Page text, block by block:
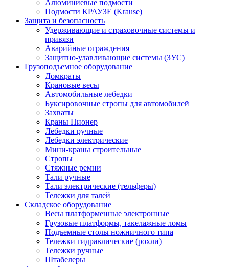
Алюминиевые подмости
Подмости КРАУЗЕ (Krause)
Защита и безопасность
Удерживающие и страховочные системы и
привязи
Аварийные ограждения
Защитно-улавливающие системы (ЗУС)
Грузоподъемное оборудование
Домкраты
Крановые весы
Автомобильные лебедки
Буксировочные стропы для автомобилей
Захваты
Краны Пионер
Лебедки ручные
Лебедки электрические
Мини-краны строительные
Стропы
Стяжные ремни
Тали ручные
Тали электрические (тельферы)
Тележки для талей
Складское оборудование
Весы платформенные электронные
Грузовые платформы, такелажные ломы
Подъемные столы ножничного типа
Тележки гидравлические (рохли)
Тележки ручные
Штабелеры